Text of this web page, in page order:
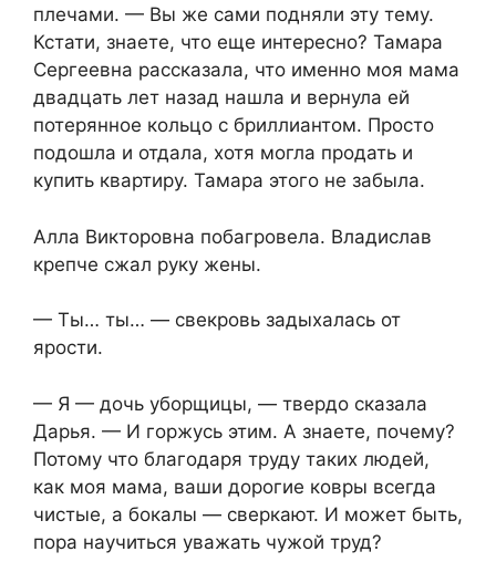
плечами. — Вы же сами подняли эту тему.
Кстати, знаете, что еще интересно? Тамара
Сергеевна рассказала, что именно моя мама
двадцать лет назад нашла и вернула ей
потерянное кольцо с бриллиантом. Просто
подошла и отдала, хотя могла продать и
купить квартиру. Тамара этого не забыла.
Алла Викторовна побагровела. Владислав
крепче сжал руку жены.
— Ты… ты… — свекровь задыхалась от
ярости.
— Я — дочь уборщицы, — твердо сказала
Дарья. — И горжусь этим. А знаете, почему?
Потому что благодаря труду таких людей,
как моя мама, ваши дорогие ковры всегда
чистые, а бокалы — сверкают. И может быть,
пора научиться уважать чужой труд?